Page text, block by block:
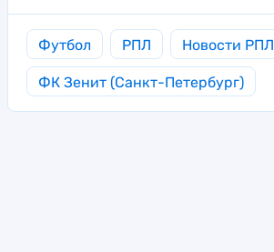
Футбол РПЛ Новости РПЛ
ФК Зенит (Санкт-Петербург)